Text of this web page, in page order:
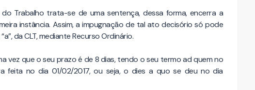
do Trabalho trata-se de uma sentença, dessa forma, encerra a
instância. Assim, a impugnação de tal ato decisório só pode
da CLT, mediante Recurso Ordinário.
vez que o seu prazo é de 8 dias, tendo o seu termo ad quem no
feita no dia 01/02/2017, ou seja, o dies a quo se deu no dia